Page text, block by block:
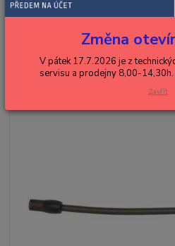
Bosch hadička
12004554Změna
V pátek 17.7.2026 je z
servisu a prodejny 8,00-
Zavřít